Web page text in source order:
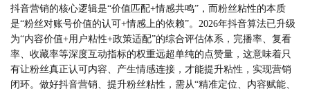
抖音营销的核心逻辑是“价值匹配+情感共鸣”，而粉丝粘性的本质
是“粉丝对账号价值的认可+情感上的依赖”。2026年抖音算法已升级
为“内容价值+用户粘性+政策适配”的综合评估体系，完播率、复看
率、收藏率等深度互动指标的权重远超单纯的点赞量，这意味着只
有让粉丝真正认可内容、产生情感连接，才能提升粘性，实现营销
闭环。做好抖音营销、提升粉丝粘性，需从“精准定位、内容赋能、